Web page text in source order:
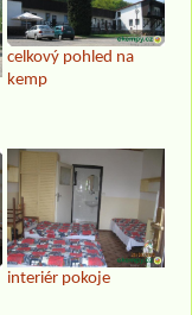
celkový pohled na
kemp
interiér pokoje